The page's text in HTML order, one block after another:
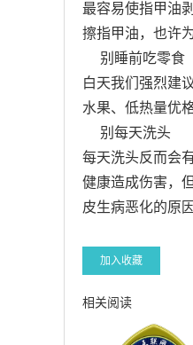
最容易使指甲油
擦指甲油，也许
别睡前吃零食
白天我们强烈建
水果、低热量优
别每天洗头
每天洗头反而会
健康造成伤害，
皮生病恶化的原
加入收藏
相关阅读